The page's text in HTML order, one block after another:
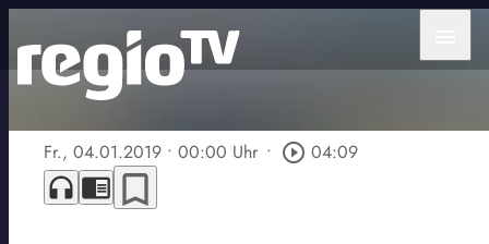
Fr., 04.01.2019 • 00:00 Uhr • play_circle_outline 04:09
headphones chrome_reader_mode bookmark_border